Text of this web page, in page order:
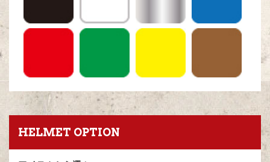
HELMET OPTION